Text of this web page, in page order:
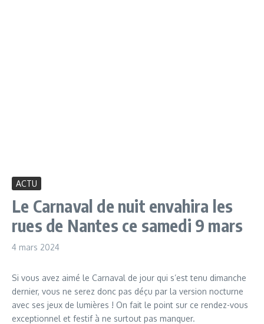
ACTU
Le Carnaval de nuit envahira les
rues de Nantes ce samedi 9 mars
4 mars 2024
Si vous avez aimé le Carnaval de jour qui s’est tenu dimanche
dernier, vous ne serez donc pas déçu par la version nocturne
avec ses jeux de lumières ! On fait le point sur ce rendez-vous
exceptionnel et festif à ne surtout pas manquer.